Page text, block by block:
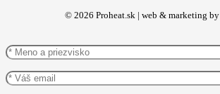
© 2026 Proheat.sk | web & marketing by